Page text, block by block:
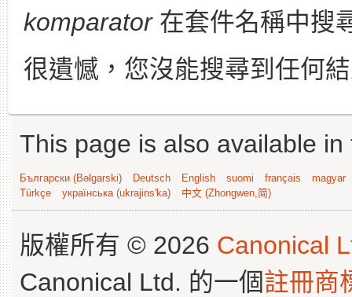
komparator在套件名稱中搜
很遺憾，您沒能搜尋到任何
This page is also available
Български (Bəlgarski) Deutsch English suomi français
magyar
Türkçe
українська (ukrajins'ka) 中文 (Zhongwen,简)
版權所有 © 2026 Canonical
Canonical Ltd. 的一個註冊商